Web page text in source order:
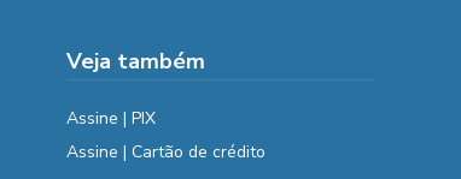
Veja também
Assine | PIX
Assine | Cartão de crédito